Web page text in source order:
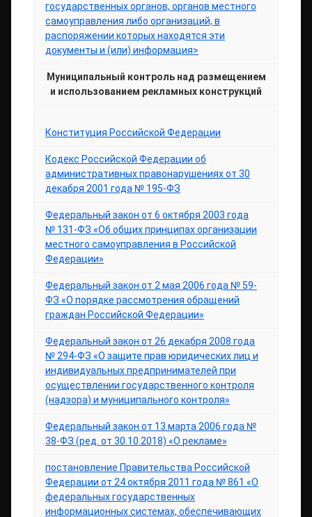
государственных органов, органов местного
самоуправления либо организаций, в
распоряжении которых находятся эти
документы и (или) информация>
Муниципальный контроль над размещением
и использованием рекламных конструкций
Конституция Российской Федерации
Кодекс Российской Федерации об
административных правонарушениях от 30
декабря 2001 года № 195-ФЗ
Федеральный закон от 6 октября 2003 года
№ 131-ФЗ «Об общих принципах организации
местного самоуправления в Российской
Федерации»
Федеральный закон от 2 мая 2006 года № 59-
ФЗ «О порядке рассмотрения обращений
граждан Российской Федерации»
Федеральный закон от 26 декабря 2008 года
№ 294-ФЗ «О защите прав юридических лиц и
индивидуальных предпринимателей при
осуществлении государственного контроля
(надзора) и муниципального контроля»
Федеральный закон от 13 марта 2006 года №
38-ФЗ (ред. от 30.10.2018) «О рекламе»
постановление Правительства Российской
Федерации от 24 октября 2011 года № 861 «О
федеральных государственных
информационных системах, обеспечивающих